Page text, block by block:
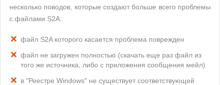
несколько поводов, которые создают больше всего проблемы
с файлами S2A:
файл S2A которого касается проблема поврежден
файл не загружен полностью (скачать еще раз файл из
того же источника, либо с приложения сообщения мейл)
в "Реестре Windows" не существует соответствующей